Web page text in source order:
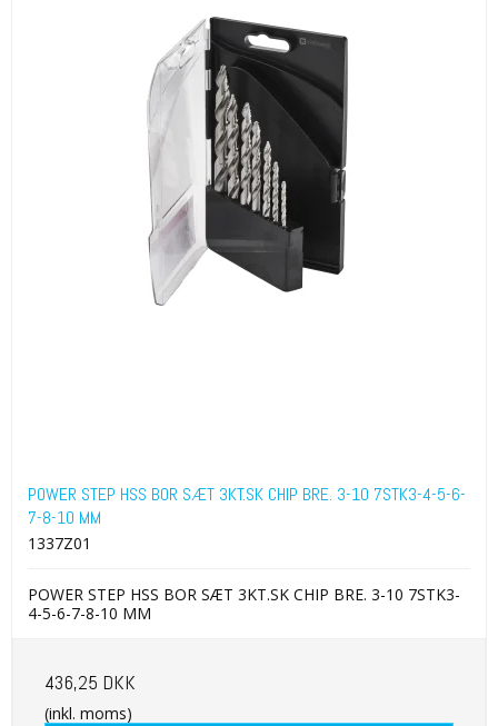
POWER STEP HSS BOR SÆT 3KT.SK CHIP BRE. 3-10 7STK3-4-5-6-
7-8-10 MM
1337Z01
POWER STEP HSS BOR SÆT 3KT.SK CHIP BRE. 3-10 7STK3-
4-5-6-7-8-10 MM
436,25 DKK
(inkl. moms)